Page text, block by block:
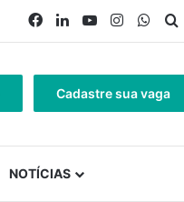
Facebook
LinkedinYouTubeInstagram
Cadastre sua vaga
NOTÍCIAS